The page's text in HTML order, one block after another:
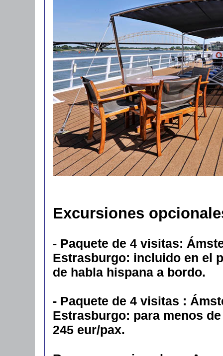
Excursiones
- Paquete de 4 visitas:
Estrasburgo: incluido en el
de habla hispana a bordo.
- Paquete de 4 visitas :
Estrasburgo: para menos
245 eur/pax.